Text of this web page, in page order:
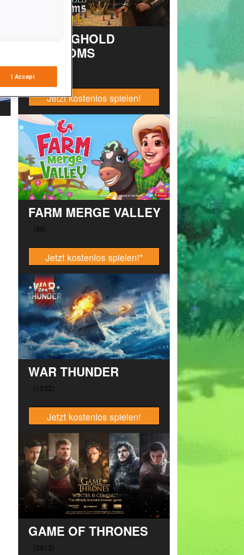
STRONGHOLD
KINGDOMS
Jetzt kostenlos spielen!
FARM MERGE VALLEY
Jetzt kostenlos spielen!*
WAR THUNDER
Jetzt kostenlos spielen!
GAME OF THRONES
I Accept